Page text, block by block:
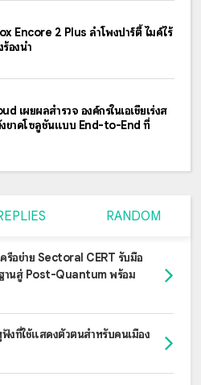
Encore 2 Plus ลำโพงปาร์ตี้ ไมค์ไร้
องนำ
เผยผลสำรวจ องค์กรในเอเชียเร่งส
ขาดโซลูชันแบบ End-to-End ที่
RANDOM
รือข่าย Sectoral CERT รับมือ
ฐานสู่ Post-Quantum พร้อม
ที่ใช้แสดงตัวตนสำหรับคนเมือง